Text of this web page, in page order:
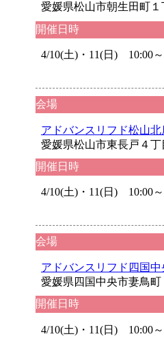
愛媛県松山市朝生田町１
開催日時
4/10(土)・11(日) 10:00～
会場
アドバンスリフド松山北
愛媛県松山市東長戸４丁
開催日時
4/10(土)・11(日) 10:00～
会場
アドバンスリフド四国中
愛媛県四国中央市妻鳥町
開催日時
4/10(土)・11(日) 10:00～